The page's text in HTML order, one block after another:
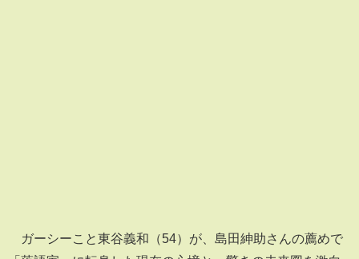
ガーシーこと東谷義和（54）が、島田紳助さんの薦めで